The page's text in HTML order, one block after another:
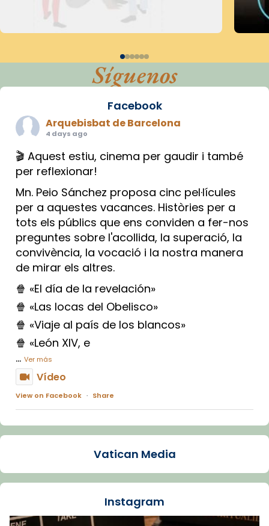
Síguenos
Facebook
Arquebisbat de Barcelona
4 days ago
🎬 Aquest estiu, cinema per gaudir i també
per reflexionar!
Mn. Peio Sánchez proposa cinc pel·lícules
per a aquestes vacances. Històries per a
tots els públics que ens conviden a fer-nos
preguntes sobre l'acollida, la superació, la
convivència, la vocació i la nostra manera
de mirar els altres.
🍿 «El día de la revelación»
🍿 «Las locas del Obelisco»
🍿 «Viaje al país de los blancos»
🍿 «León XIV, e
... Ver más
Vídeo
View on Facebook · Share
Arquebisbat de Barcelona
La Carmina va patir depressió. Fa gairebé
dos mesos, a l'Estadi Lluís Companys, la
Vatican Media
Instagram